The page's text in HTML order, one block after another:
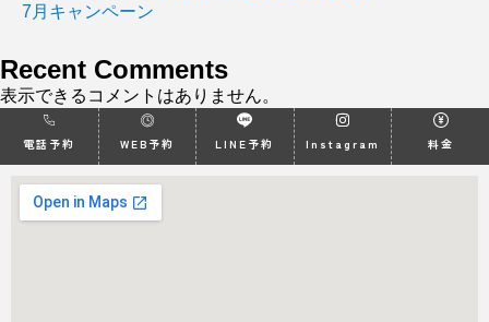
7月キャンペーン
Recent Comments
表示できるコメントはありません。
電話予約 WEB予約 LINE予約 Instagram 料金